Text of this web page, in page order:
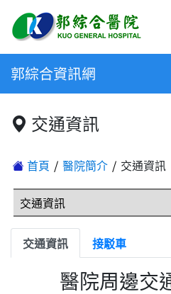
郭綜合資訊網
交通資訊
首頁 醫院簡介 交通資訊
交通資訊 接駁車
醫院周邊交